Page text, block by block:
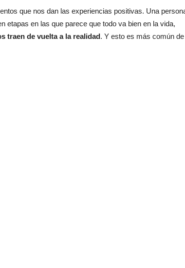
Cuídate
que nos dan las experiencias positivas. Una
etapas en las que parece que todo va bien en la vida,
traen de vuelta a la realidad. Y esto es más común